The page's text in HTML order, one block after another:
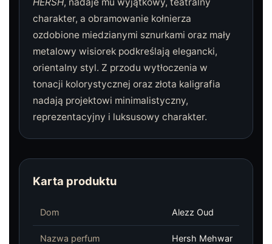
HERSH, nadaje mu wyjątkowy, teatralny
charakter, a obramowanie kołnierza
ozdobione miedzianymi sznurkami oraz mały
metalowy wisiorek podkreślają elegancki,
orientalny styl. Z przodu wytłoczenia w
tonacji kolorystycznej oraz złota kaligrafia
nadają projektowi minimalistyczny,
reprezentacyjny i luksusowy charakter.
Karta produktu
Dom Alezz Oud
Nazwa perfum Hersh Mehwar